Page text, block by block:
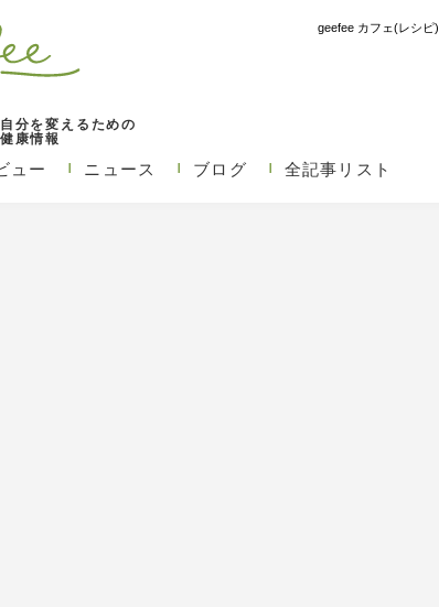
geefee カフェ(レシピ)
分を変えるための
康情報
ュー ニュース ブログ 全記事リスト